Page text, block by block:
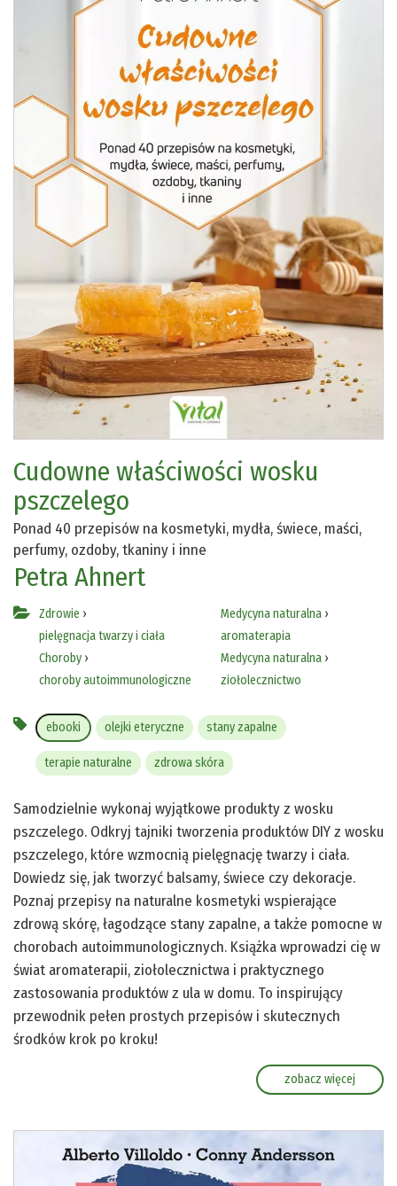
Cudowne właściwości wosku
pszczelego
Ponad 40 przepisów na kosmetyki, mydła, świece, maści,
perfumy, ozdoby, tkaniny i inne
Petra Ahnert
Zdrowie ›
pielęgnacja twarzy i ciała
Choroby ›
choroby autoimmunologiczne
Medycyna naturalna›
aromaterapia
Medycyna naturalna›
ziołolecznictwo
ebooki olejki eteryczne stany zapalne
terapie naturalne zdrowa skóra
Samodzielnie wykonaj wyjątkowe produkty z wosku
pszczelego. Odkryj tajniki tworzenia produktów DIY z wosku
pszczelego, które wzmocnią pielęgnację twarzy i ciała.
Dowiedz się, jak tworzyć balsamy, świece czy dekoracje.
Poznaj przepisy na naturalne kosmetyki wspierające
zdrową skórę, łagodzące stany zapalne, a także pomocne w
chorobach autoimmunologicznych. Książka wprowadzi cię w
świat aromaterapii, ziołolecznictwa i praktycznego
zastosowania produktów z ula w domu. To inspirujący
przewodnik pełen prostych przepisów i skutecznych
środków krok po kroku!
zobacz więcej